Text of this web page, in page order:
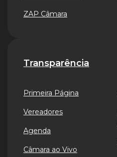
ZAP Câmara
Transparência
Primeira Página
Vereadores
Agenda
Câmara ao Vivo